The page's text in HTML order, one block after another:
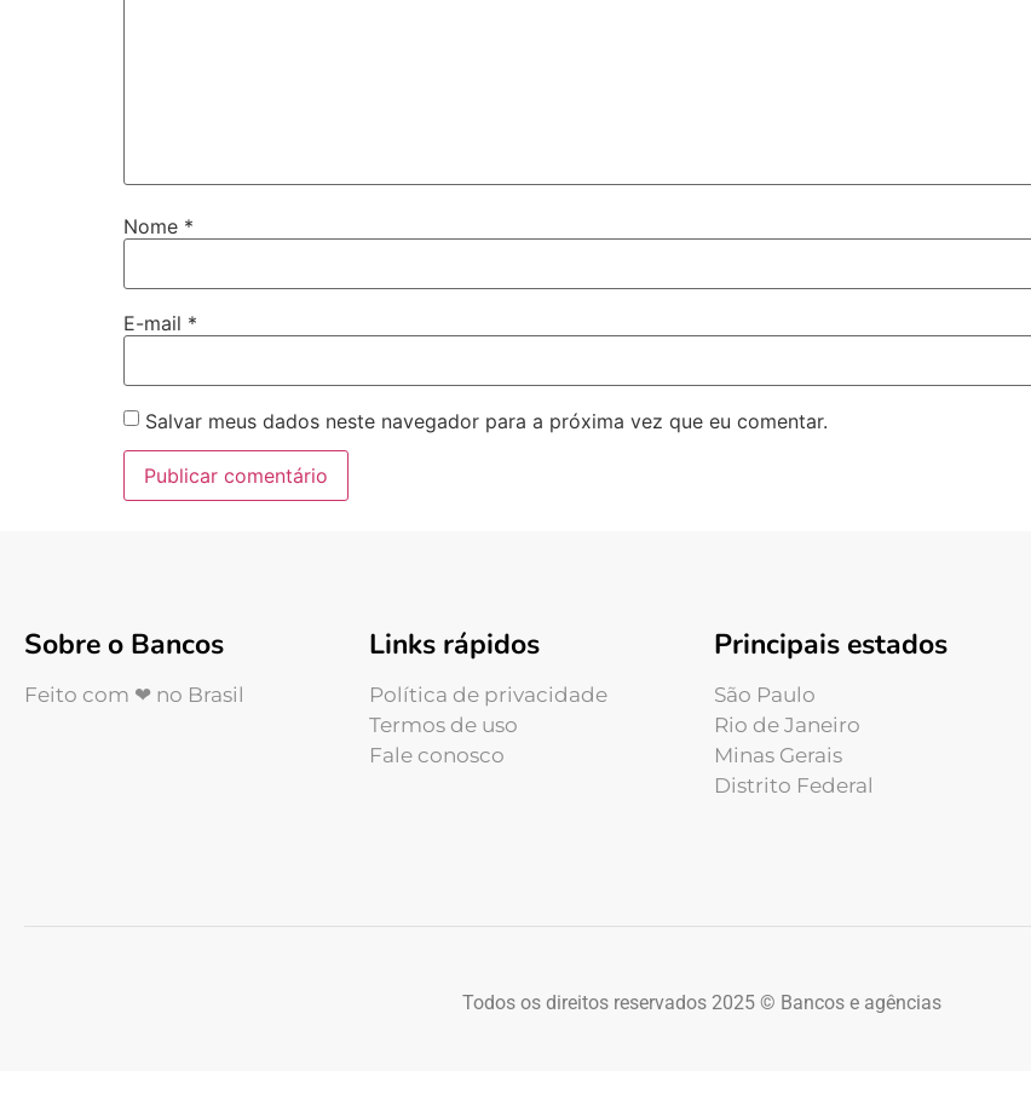
Nome *
E-mail *
Salvar meus dados neste navegador para a próxima vez que eu comentar.
Sobre o Bancos
Feito com ❤ no Brasil
Links rápidos
Política de privacidade
Termos de uso
Fale conosco
Principais estados
São Paulo
Rio de Janeiro
Minas Gerais
Distrito Federal
Todos os direitos reservados 2025 © Bancos e agências